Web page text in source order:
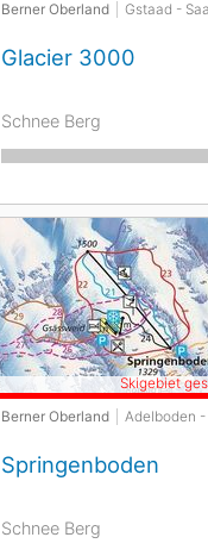
Berner Oberland Gstaad -
Glacier 3000
Schnee Berg
Berner Oberland Adelboden
Springenboden
Skigebiet
Schnee Berg